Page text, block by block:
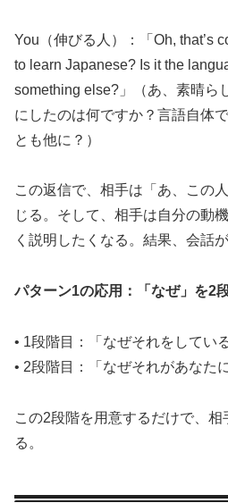
You（伸びる人）：「Oh, that’s
to learn Japanese? Is it the
something else?」（あ、素晴ら
にしたのは何ですか？言語自体
とも他に？）
この返信で、相手は「あ、この
じる。そして、相手は自分の動
く説明したくなる。結果、会話が
パターン1の応用：「なぜ」を2
• 1段階目：「なぜそれをしてい
• 2段階目：「なぜそれがあなた
この2段階を用意するだけで、
る。